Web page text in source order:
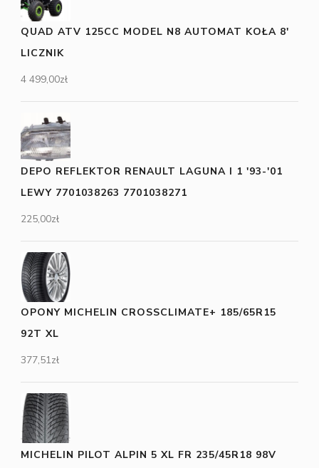
QUAD ATV 125CC MODEL N8 AUTOMAT KOŁA 8'
LICZNIK
4 499,00zł
DEPO REFLEKTOR RENAULT LAGUNA I 1 '93-'01
LEWY 7701038263 7701038271
225,00zł
OPONY MICHELIN CROSSCLIMATE+ 185/65R15
92T XL
377,51zł
MICHELIN PILOT ALPIN 5 XL FR 235/45R18 98V